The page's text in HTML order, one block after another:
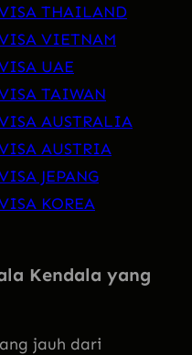
VISA THAILAND
VISA VIETNAM
UAE
TAIWAN
AUSTRALIA
AUSTRIA
JEPANG
KOREA
Kendala yang
jauh dari